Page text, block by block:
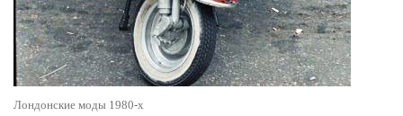
Лондонские моды 1980-х